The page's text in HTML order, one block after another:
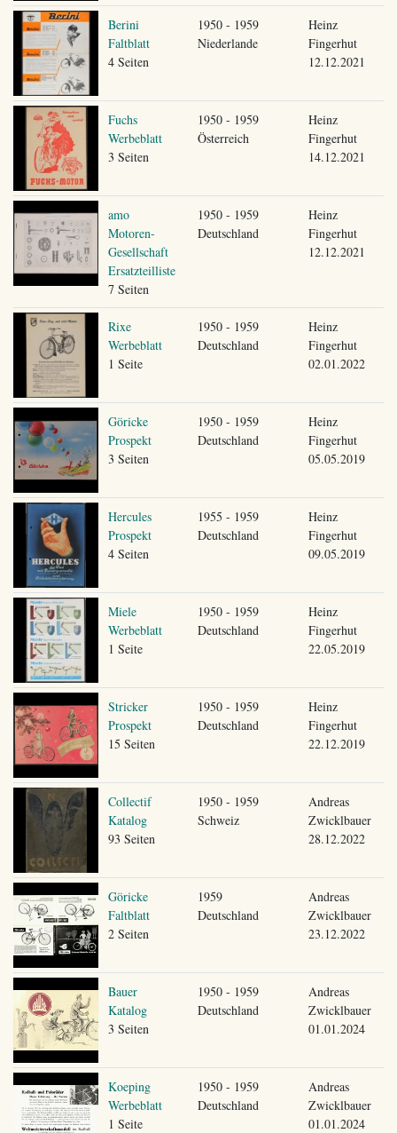
Berini
Faltblatt
4 Seiten
1950 - 1959
Niederlande
Heinz
Fingerhut
12.12.2021
Fuchs
Werbeblatt
3 Seiten
1950 - 1959
Österreich
Heinz
Fingerhut
14.12.2021
amo
Motoren-
Gesellschaft
Ersatzteilliste
7 Seiten
1950 - 1959
Deutschland
Heinz
Fingerhut
12.12.2021
Rixe
Werbeblatt
1 Seite
1950 - 1959
Deutschland
Heinz
Fingerhut
02.01.2022
Göricke
Prospekt
3 Seiten
1950 - 1959
Deutschland
Heinz
Fingerhut
05.05.2019
Hercules
Prospekt
4 Seiten
1955 - 1959
Deutschland
Heinz
Fingerhut
09.05.2019
Miele
Werbeblatt
1 Seite
1950 - 1959
Deutschland
Heinz
Fingerhut
22.05.2019
Stricker
Prospekt
15 Seiten
1950 - 1959
Deutschland
Heinz
Fingerhut
22.12.2019
Collectif
Katalog
93 Seiten
1950 - 1959
Schweiz
Andreas
Zwicklbauer
28.12.2022
Göricke
Faltblatt
2 Seiten
1959
Deutschland
Andreas
Zwicklbauer
23.12.2022
Bauer
Katalog
3 Seiten
1950 - 1959
Deutschland
Andreas
Zwicklbauer
01.01.2024
Koeping
Werbeblatt
1 Seite
1950 - 1959
Deutschland
Andreas
Zwicklbauer
01.01.2024